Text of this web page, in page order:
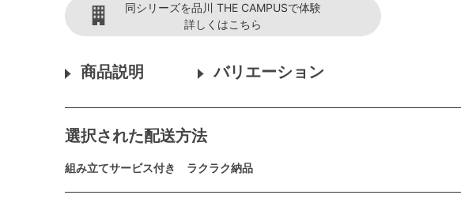
同シリーズを品川 THE CAMPUSで体験
詳しくはこちら
商品説明 バリエーション
選択された配送方法
組み立てサービス付き ラクラク納品